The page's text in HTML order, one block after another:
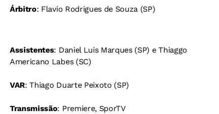
Árbitro: Flavio Rodrigues de Souza (SP)
Assistentes: Daniel Luis Marques (SP) e Thiaggo
Americano Labes (SC)
VAR: Thiago Duarte Peixoto (SP)
Transmissão: Premiere, SporTV